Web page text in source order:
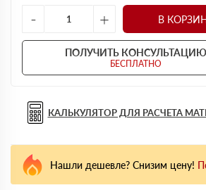
-
+ В
ПОЛУЧИТЬ КОНСУЛЬТАЦИЮ
БЕСПЛАТНО
КАЛЬКУЛЯТОР ДЛЯ РАСЧЕТА
Нашли дешевле? Снизим цену!